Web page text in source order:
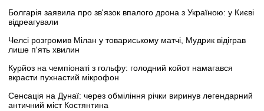
Болгарія заявила про зв'язок впалого дрона з Україною: у Києві
відреагували
Челсі розгромив Мілан у товариському матчі, Мудрик відіграв
лише п'ять хвилин
Курйоз на чемпіонаті з гольфу: голодний койот намагався
вкрасти пухнастий мікрофон
Сенсація на Дунаї: через обміління річки виринув легендарний
античний міст Костянтина